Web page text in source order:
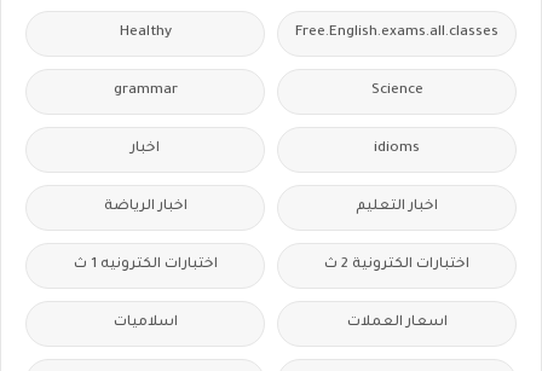
Free.English.exams.all.classes
Healthy
Science
grammar
idioms اخبار
اخبار التعليم اخبار الرياضة
اختبارات الكترونية 2 ث اختبارات الكترونيه 1 ث
اسعار العملات اسلاميات